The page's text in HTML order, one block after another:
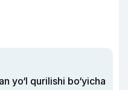
yo‘l qurilishi bo‘yicha